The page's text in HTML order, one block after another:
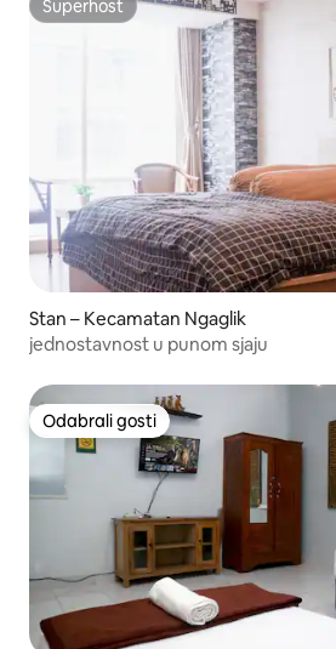
Superhost
Superhost
Stan – Kecamatan Ngaglik
jednostavnost u punom sjaju
Odabrali gosti
Odabrali gosti